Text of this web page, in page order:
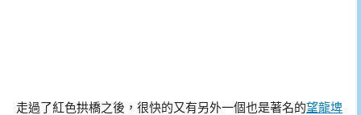
走過了紅色拱橋之後，很快的又有另外一個也是著名的望龍埤